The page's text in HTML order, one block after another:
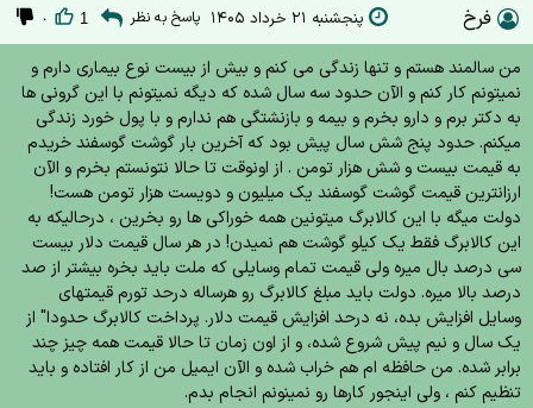
فرخ پنجشنبه ۲۱ خرداد ۱۴۰۵ پاسخ به نظر 1 ۰
من سالمند هستم و تنها زندگی می کنم و بیش از بیست نوع بیماری دارم و
نمیتونم کار کنم و الآن حدود سه سال شده که دیگه نمیتونم با این گرونی ها
به دکتر برم و دارو بخرم و بیمه و بازنشتگی هم ندارم و با پول خورد زندگی
میکنم. حدود پنج شش سال پیش بود که آخرین بار گوشت گوسفند خریدم
به قیمت بیست و شش هزار تومن . از اونوقت تا حالا نتونستم بخرم و الآن
ارزانترین قیمت گوشت گوسفند یک میلیون و دویست هزار تومن هست!
دولت میگه با این کالابرگ میتونین همه خوراکی ها رو بخرین ، درحالیکه به
این کالابرگ فقط یک کیلو گوشت هم نمیدن! در هر سال قیمت دلار بیست
سی درصد بال میره ولی قیمت تمام وسایلی که ملت باید بخره بیشتر از صد
درصد بالا میره. دولت باید مبلغ کالابرگ رو هرساله درحد تورم قیمتهای
وسایل افزایش بده، نه درحد افزایش قیمت دلار. پرداخت کالابرگ حدودا" از
یک سال و نیم پیش شروع شده، و از اون زمان تا حالا قیمت همه چیز چند
برابر شده. من حافظه ام هم خراب شده و الآن ایمیل من از کار افتاده و باید
تنظیم کنم ، ولی اینجور کارها رو نمینونم انجام بدم.